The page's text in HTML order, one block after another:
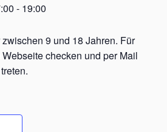
- 19:00
9 und 18 Jahren. Für
checken und per Mail